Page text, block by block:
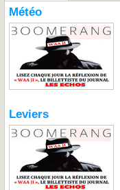
Météo
Leviers